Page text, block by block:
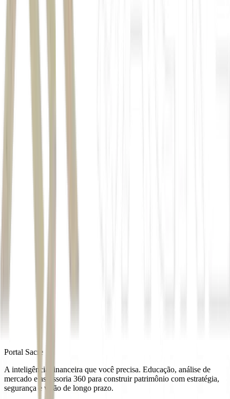
Portal Sacre
A inteligência financeira que você precisa. Educação, análise de
mercado e assessoria 360 para construir patrimônio com estratégia,
segurança e visão de longo prazo.